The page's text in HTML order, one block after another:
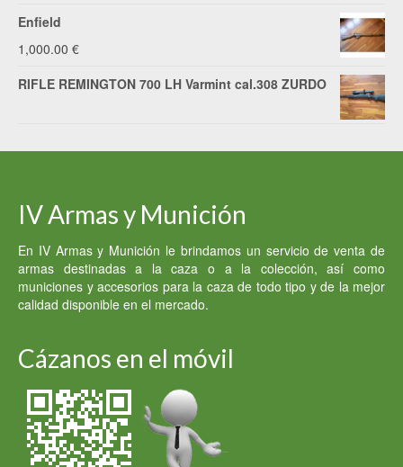
Enfield
1,000.00 €
RIFLE REMINGTON 700 LH Varmint cal.308 ZURDO
IV Armas y Munición
En IV Armas y Munición le brindamos un servicio de venta de
armas destinadas a la caza o a la colección, así como
municiones y accesorios para la caza de todo tipo y de la mejor
calidad disponible en el mercado.
Cázanos en el móvil